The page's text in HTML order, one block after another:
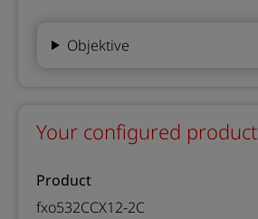
Objektive
Your configured product
Product
fxo532CCX12-2C